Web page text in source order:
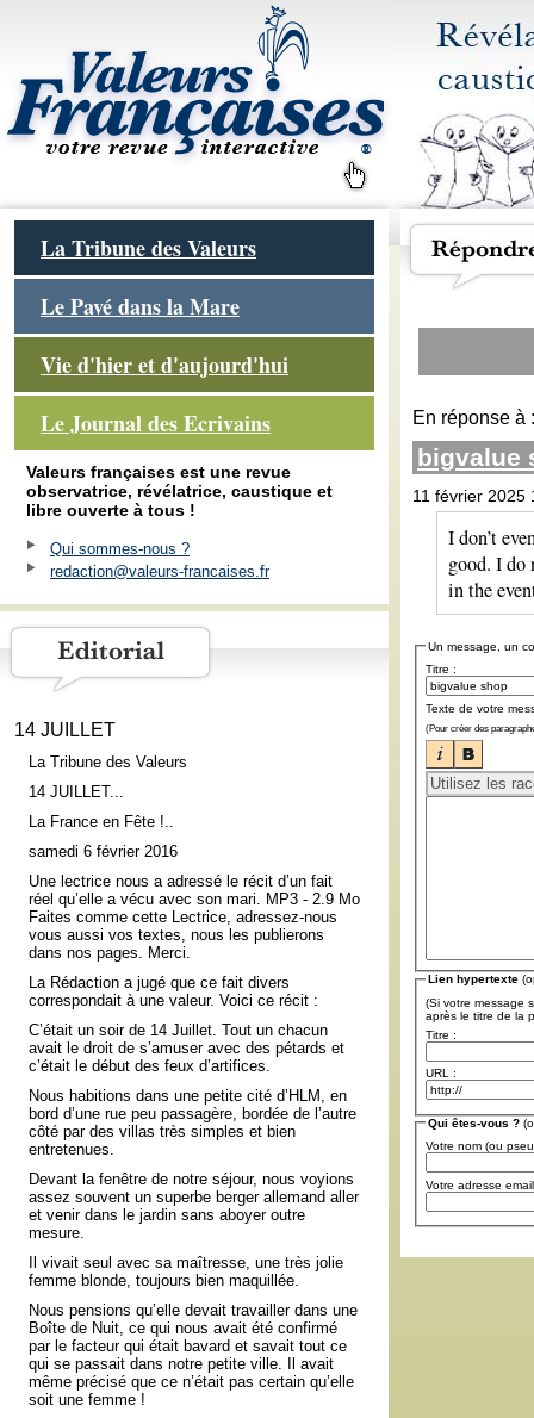
La Tribune des Valeurs
Le Pavé dans la Mare
Vie d'hier et d'aujourd'hui
Le Journal des Ecrivains
Valeurs françaises est une revue
observatrice, révélatrice, caustique et
libre ouverte à tous !
Qui sommes-nous ?
redaction@valeurs-francaises.fr
14 JUILLET
La Tribune des Valeurs
14 JUILLET...
La France en Fête !..
samedi 6 février 2016
Une lectrice nous a adressé le récit d’un fait
réel qu’elle a vécu avec son mari. MP3 - 2.9 Mo
Faites comme cette Lectrice, adressez-nous
vous aussi vos textes, nous les publierons
dans nos pages. Merci.
La Rédaction a jugé que ce fait divers
correspondait à une valeur. Voici ce récit :
C’était un soir de 14 Juillet. Tout un chacun
avait le droit de s’amuser avec des pétards et
c’était le début des feux d’artifices.
Nous habitions dans une petite cité d’HLM, en
bord d’une rue peu passagère, bordée de l’autre
côté par des villas très simples et bien
entretenues.
Devant la fenêtre de notre séjour, nous voyions
assez souvent un superbe berger allemand aller
et venir dans le jardin sans aboyer outre
mesure.
Il vivait seul avec sa maîtresse, une très jolie
femme blonde, toujours bien maquillée.
Nous pensions qu’elle devait travailler dans une
Boîte de Nuit, ce qui nous avait été confirmé
par le facteur qui était bavard et savait tout ce
qui se passait dans notre petite ville. Il avait
même précisé que ce n’était pas certain qu’elle
soit une femme !
En réponse à :
bigvalue
11 février 2025
I don’t
good. I do
in the
Un message, un
Titre :
Texte de votre
(Pour créer des
Lien hypertexte
(Si votre message
après le titre de la
Titre :
URL :
Qui êtes-vous ?
Votre nom (ou
Votre adresse